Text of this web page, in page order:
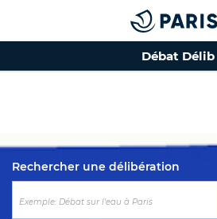
Top of the page
Débat Délib
Rechercher une délibération